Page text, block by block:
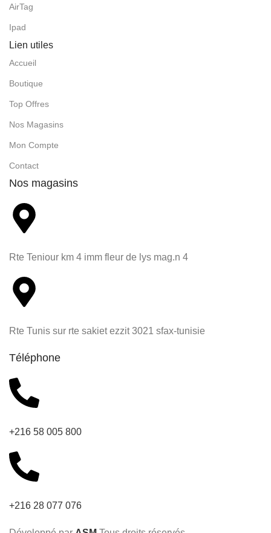
AirTag
Ipad
Lien utiles
Accueil
Boutique
Top Offres
Nos Magasins
Mon Compte
Contact
Nos magasins
Rte Teniour km 4 imm fleur de lys mag.n 4
Rte Tunis sur rte sakiet ezzit 3021 sfax-tunisie
Téléphone
+216 58 005 800
+216 28 077 076